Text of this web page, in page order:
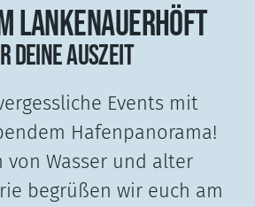
LANKENAUERHÖFT
DEINE AUSZEIT
Events mit
Hafenpanorama!
von Wasser und alter
begrüßen wir euch am